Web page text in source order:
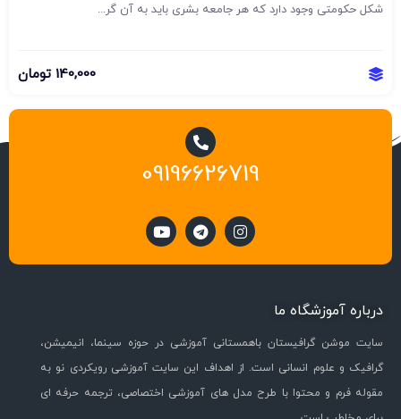
شکل حکومتی وجود دارد که هر جامعه بشری باید به آن گر...
140,000 تومان
09196626719
درباره آموزشگاه ما
سایت موشن گرافیستان باهمستانی آموزشی در حوزه سینما، انیمیشن،
گرافیک و علوم انسانی است. از اهداف این سایت آموزشی رویکردی نو به
مقوله فرم و محتوا با طرح مدل های آموزشی اختصاصی، ترجمه حرفه ای